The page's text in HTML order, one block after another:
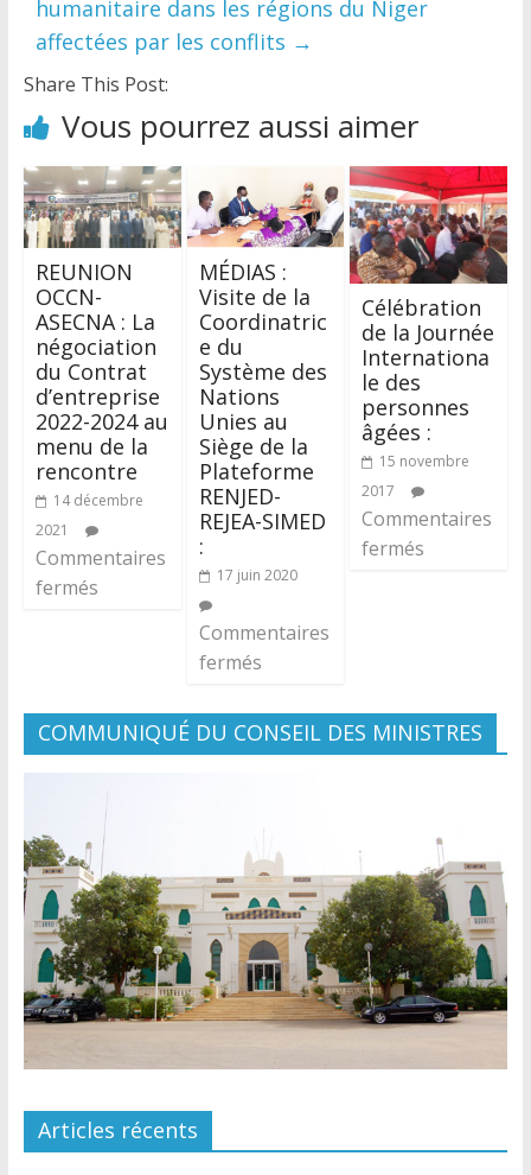
humanitaire dans les régions du Niger
affectées par les conflits →
Share This Post:
Vous pourrez aussi aimer
REUNION
OCCN-
ASECNA : La
négociation
du Contrat
d’entreprise
2022-2024 au
menu de la
rencontre
14 décembre
2021
Commentaires
fermés
MÉDIAS :
Visite de la
Coordinatric
e du
Système des
Nations
Unies au
Siège de la
Plateforme
RENJED-
REJEA-SIMED
:
17 juin 2020
Commentaires
fermés
Célébration
de la Journée
Internationa
le des
personnes
âgées :
15 novembre
2017
Commentaires
fermés
COMMUNIQUÉ DU CONSEIL DES MINISTRES
Articles récents